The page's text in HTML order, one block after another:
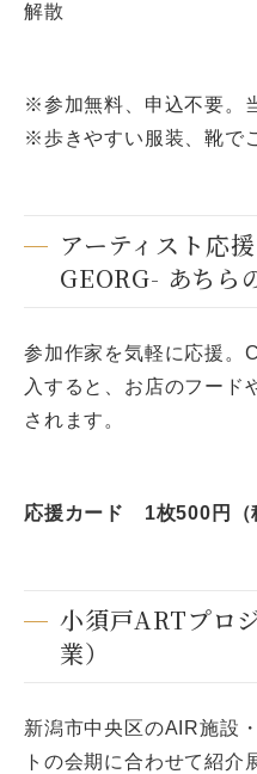
解散
※参加無料、申込不要。
※歩きやすい服装、靴で
アーティスト応
GEORG- あちら
参加作家を気軽に応援。
入すると、お店のフード
されます。
応援カード 1枚500円（
小須戸ARTプロ
業）
新潟市中央区のAIR施設
トの会期に合わせて紹介